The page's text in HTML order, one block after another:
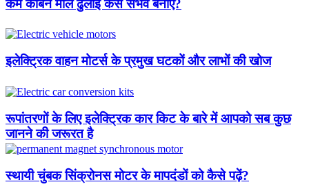
कम कार्बन माल ढुलाई कैसे संभव बनाएं?
इलेक्ट्रिक वाहन मोटर्स के प्रमुख घटकों और लाभों की खोज
रूपांतरणों के लिए इलेक्ट्रिक कार किट के बारे में आपको सब कुछ
जानने की जरूरत है
स्थायी चुंबक सिंक्रोनस मोटर के मापदंडों को कैसे पढ़ें?